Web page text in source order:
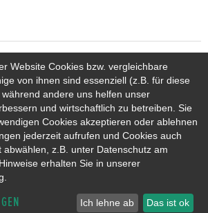
HONDA CIVIC E:HEV
HONDA CR-V E:HEV & E:PHEV
Website Cookies bzw. vergleichbare
von ihnen sind essenziell (z.B. für diese
andere uns helfen unser
und wirtschaftlich zu betreiben. Sie
Cookies akzeptieren oder ablehnen
jederzeit aufrufen und Cookies auch
abwählen, z.B. unter Datenschutz am
erhalten Sie in unserer
Ich lehne ab Das ist ok